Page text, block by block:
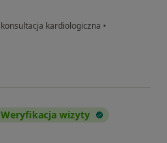
konsultacja kardiologiczna •
Weryfikacja wizyty